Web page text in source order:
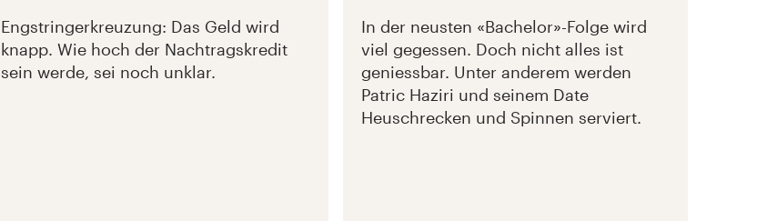
Engstringerkreuzung: Das Geld wird
knapp. Wie hoch der Nachtragskredit
sein werde, sei noch unklar.
In der neusten «Bachelor»-Folge wird
viel gegessen. Doch nicht alles ist
geniessbar. Unter anderem werden
Patric Haziri und seinem Date
Heuschrecken und Spinnen serviert.